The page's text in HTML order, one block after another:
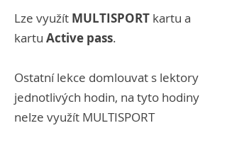
Lze využít MULTISPORT kartu a
kartu Active pass.
Ostatní lekce domlouvat s lektory
jednotlivých hodin, na tyto hodiny
nelze využít MULTISPORT